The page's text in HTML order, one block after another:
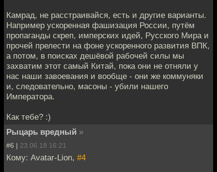
Камрад, не расстраивайся, есть и другие варианты.
Например ускоренная фашизация России, путём
пропаганды скреп, имперских идей, Русского Мира и
прочей прелести на фоне ускоренного развития ВПК,
а потом, в поисках дешёвой рабочей силы мы
захватим этот самый Китай, пока они не отняли у
нас наши завоевания и вообще - они же коммуняки
и, следовательно, масоны - убили нашего
Императора.
Как тебе? :)
Рыцарь вредный »
#6 | 23.06.18 16:21
Кому: Avatar-Lion, #4